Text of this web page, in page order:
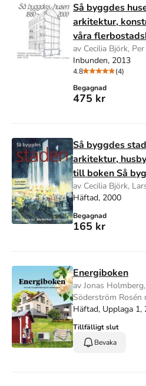
Så byggdes
arkitektur,
våra
av Cecilia Björk,
Inbunden, 2013
4.8
(4)
Begagnad
475 kr
Så byggdes
arkitektur,
till boken Så
av Cecilia Björk,
Häftad, 2000
Begagnad
165 kr
Energiboken
av Jonas
Söderström Rosén
Häftad, Upplaga 1,
Tillfälligt slut
Bevaka